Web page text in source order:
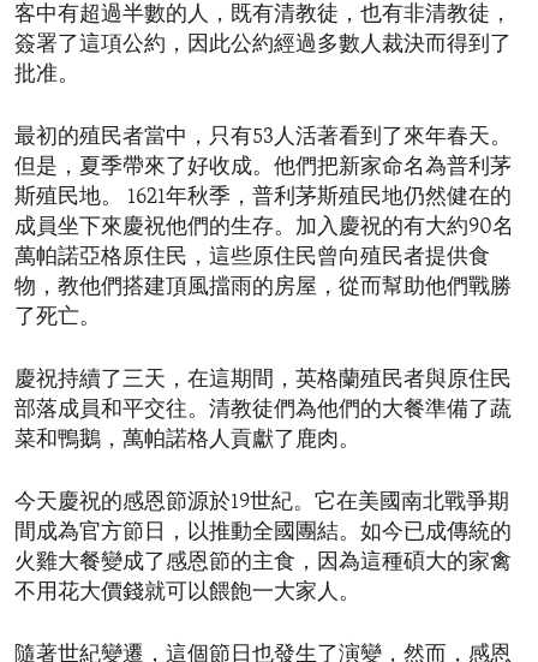
客中有超過半數的人，既有清教徒，也有非清教徒，
簽署了這項公約，因此公約經過多數人裁決而得到了
批准。
最初的殖民者當中，只有53人活著看到了來年春天。
但是，夏季帶來了好收成。他們把新家命名為普利茅
斯殖民地。 1621年秋季，普利茅斯殖民地仍然健在的
成員坐下來慶祝他們的生存。加入慶祝的有大約90名
萬帕諾亞格原住民，這些原住民曾向殖民者提供食
物，教他們搭建頂風擋雨的房屋，從而幫助他們戰勝
了死亡。
慶祝持續了三天，在這期間，英格蘭殖民者與原住民
部落成員和平交往。清教徒們為他們的大餐準備了蔬
菜和鴨鵝，萬帕諾格人貢獻了鹿肉。
今天慶祝的感恩節源於19世紀。它在美國南北戰爭期
間成為官方節日，以推動全國團結。如今已成傳統的
火雞大餐變成了感恩節的主食，因為這種碩大的家禽
不用花大價錢就可以餵飽一大家人。
隨著世紀變遷，這個節日也發生了演變，然而，感恩